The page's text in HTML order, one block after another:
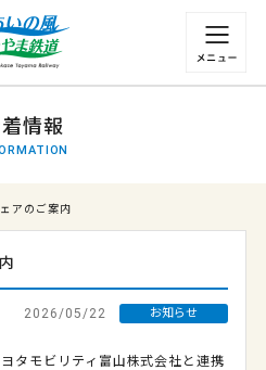
遅れ情報等についてはこちら
情報
アのご案内
2026/05/22 お知らせ
タモビリティ富山株式会社と連携